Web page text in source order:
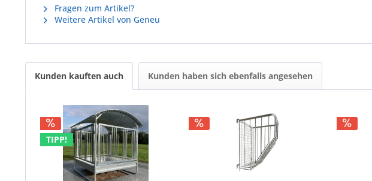
Fragen zum Artikel?
Weitere Artikel von Geneu
Kunden kauften auch Kunden haben sich ebenfalls angesehen
TIPP!